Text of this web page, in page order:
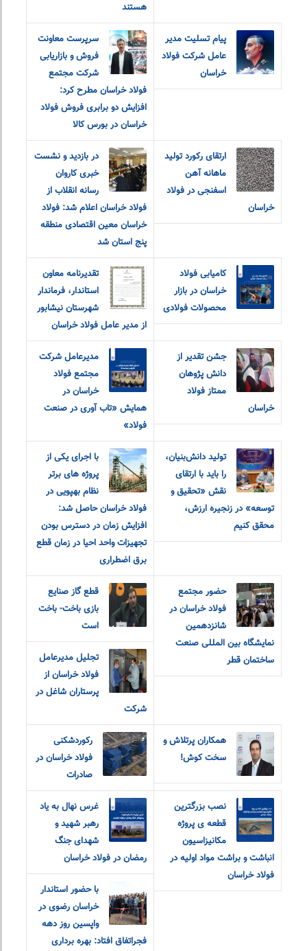
هستند
پیام تسلیت مدیر
عامل شرکت فولاد
خراسان
سرپرست معاونت
فروش و بازاریابی
شرکت مجتمع
فولاد خراسان مطرح کرد:
افزایش دو برابری فروش فولاد
خراسان در بورس کالا
ارتقای رکورد تولید
ماهانه آهن
اسفنجی در فولاد
خراسان
در بازدید و نشست
خبری کاروان
رسانه انقلاب از
فولاد خراسان اعلام شد: فولاد
خراسان معین اقتصادی منطقه
پنج استان شد
کامیابی فولاد
خراسان در بازار
محصولات فولادی
تقدیرنامه معاون
استاندار، فرماندار
شهرستان نیشابور
از مدیر عامل فولاد خراسان
جشن تقدیر از
دانش پژوهان
ممتاز فولاد
خراسان
مدیرعامل شرکت
مجتمع فولاد
خراسان در
همایش «تاب آوری در صنعت
فولاد»
تولید دانش‌بنیان،
را باید با ارتقای
نقش «تحقیق و‌
توسعه» در زنجیره ارزش،
محقق کنیم
با اجرای یکی از
پروژه های برتر
نظام بهپویی در
فولاد خراسان حاصل شد:
افزایش زمان در دسترس بودن
تجهیزات واحد احیا در زمان قطع
برق اضطراری
حضور مجتمع
فولاد خراسان در
شانزدهمین
نمایشگاه بین المللی صنعت
ساختمان قطر
قطع گاز صنایع
بازی باخت- باخت
است
تجلیل مدیرعامل
فولاد خراسان از
پرستاران شاغل در
شرکت
همکاران پرتلاش و
سخت کوش!
رکوردشکنی
فولاد خراسان در
صادرات
نصب بزرگترین
قطعه ی پروژه
مکانیزاسیون
انباشت و براشت مواد اولیه در
فولاد خراسان
غرس نهال به یاد
رهبر شهید و
شهدای جنگ
رمضان در فولاد خراسان
با حضور استاندار
خراسان رضوی در
واپسین روز دهه
فجراتفاق افتاد: بهره برداری